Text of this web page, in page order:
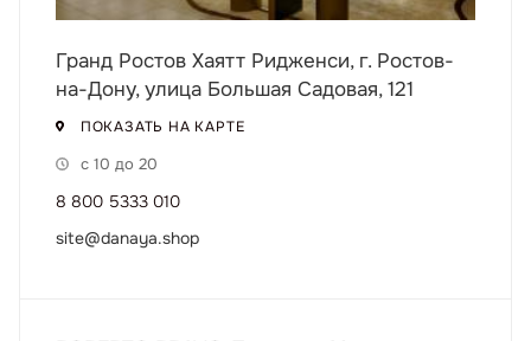
Гранд Ростов Хаятт Ридженси, г. Ростов-
на-Дону, улица Большая Садовая, 121
ПОКАЗАТЬ НА КАРТЕ
с 10 до 20
8 800 5333 010
site@danaya.shop